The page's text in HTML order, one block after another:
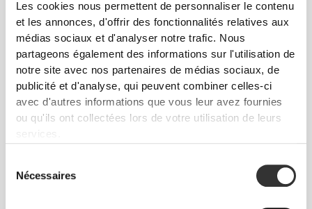
Les cookies nous permettent de personnaliser le contenu
et les annonces, d'offrir des fonctionnalités relatives aux
médias sociaux et d'analyser notre trafic. Nous
partageons également des informations sur l'utilisation de
notre site avec nos partenaires de médias sociaux, de
publicité et d'analyse, qui peuvent combiner celles-ci
avec d'autres informations que vous leur avez fournies
ou qu'ils ont collectées lors de votre utilisation de leurs
services.
Nécessaires
coupe ajustée souligne ta silhouette.